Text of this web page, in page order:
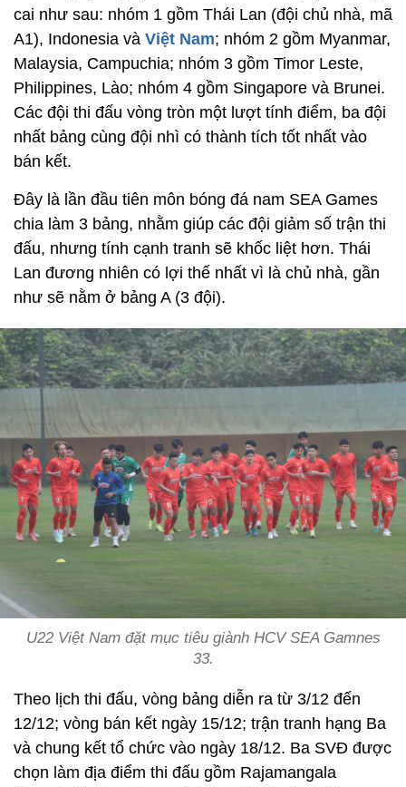
cai như sau: nhóm 1 gồm Thái Lan (đội chủ nhà, mã
A1), Indonesia và Việt Nam; nhóm 2 gồm Myanmar,
Malaysia, Campuchia; nhóm 3 gồm Timor Leste,
Philippines, Lào; nhóm 4 gồm Singapore và Brunei.
Các đội thi đấu vòng tròn một lượt tính điểm, ba đội
nhất bảng cùng đội nhì có thành tích tốt nhất vào
bán kết.
Đây là lần đầu tiên môn bóng đá nam SEA Games
chia làm 3 bảng, nhằm giúp các đội giảm số trận thi
đấu, nhưng tính cạnh tranh sẽ khốc liệt hơn. Thái
Lan đương nhiên có lợi thế nhất vì là chủ nhà, gần
như sẽ nằm ở bảng A (3 đội).
U22 Việt Nam đặt mục tiêu giành HCV SEA Gamnes
33.
Theo lịch thi đấu, vòng bảng diễn ra từ 3/12 đến
12/12; vòng bán kết ngày 15/12; trận tranh hạng Ba
và chung kết tổ chức vào ngày 18/12. Ba SVĐ được
chọn làm địa điểm thi đấu gồm Rajamangala